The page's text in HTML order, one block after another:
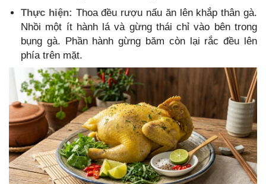
Thực hiện: Thoa đều rượu nấu ăn lên khắp thân gà.
Nhồi một ít hành lá và gừng thái chỉ vào bên trong
bụng gà. Phần hành gừng băm còn lại rắc đều lên
phía trên mặt.